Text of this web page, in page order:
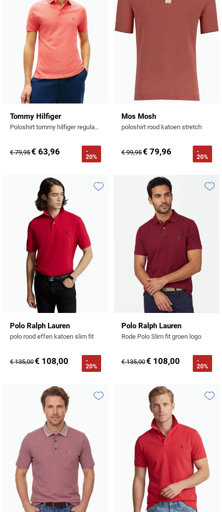
Tommy Hilfiger
Poloshirt tommy hilfiger regular fit rood
€ 79,95€ 63,96
-
20%
Mos Mosh
poloshirt rood katoen stretch
€ 99,95€ 79,96
-
20%
Polo Ralph Lauren
polo rood effen katoen slim fit
€ 135,00€ 108,00
-
20%
Toevoegen aan favorieten
Polo Ralph Lauren
Rode Polo Slim fit groen logo
€ 135,00€ 108,00
-
20%
Toevoegen aan favorieten